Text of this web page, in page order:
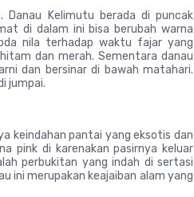
Kelimutu berada di puncak
di dalam ini bisa berubah warna
nila terhadap waktu fajar yang
dan merah. Sementara danau
dan bersinar di bawah matahari.
jumpai.
keindahan pantai yang eksotis dan
pink di karenakan pasirnya keluar
perbukitan yang indah di sertasi
ini merupakan keajaiban alam yang